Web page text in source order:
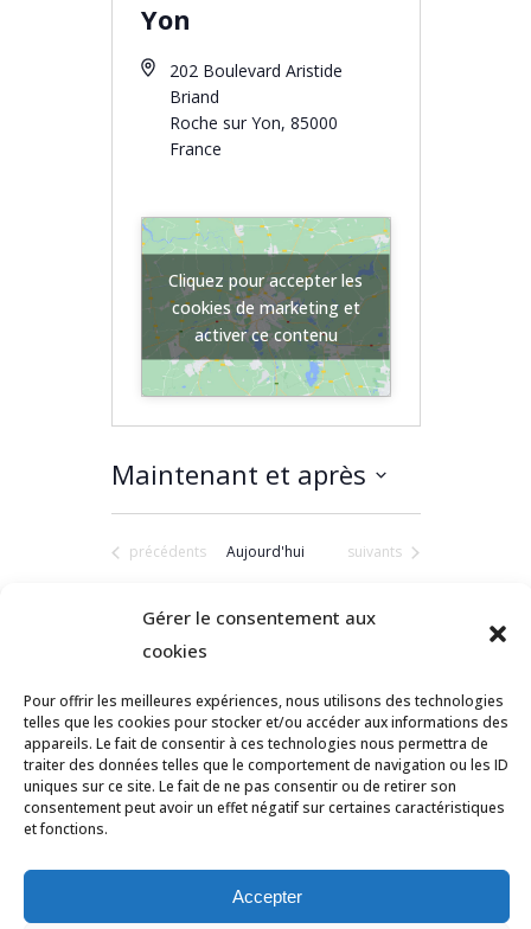
Gérer le consentement aux
cookies
Pour offrir les meilleures expériences, nous utilisons des technologies
telles que les cookies pour stocker et/ou accéder aux informations des
appareils. Le fait de consentir à ces technologies nous permettra de
traiter des données telles que le comportement de navigation ou les ID
uniques sur ce site. Le fait de ne pas consentir ou de retirer son
consentement peut avoir un effet négatif sur certaines caractéristiques
et fonctions.
Accepter
Yon
202 Boulevard Aristide
Briand
Roche sur Yon, 85000
France
Cliquez pour accepter les
cookies de marketing et
activer ce contenu
Maintenant et après
date.Évènements
précédents Aujourd'hui Évènements
suivants
calendrier
la Loire de Badminton -